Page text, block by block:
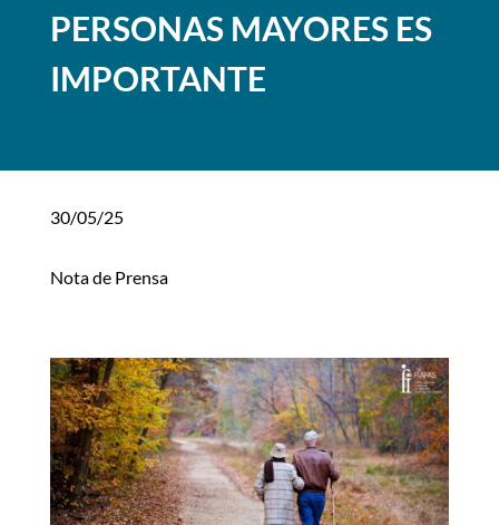
PERSONAS MAYORES ES
IMPORTANTE
30/05/25
Nota de Prensa